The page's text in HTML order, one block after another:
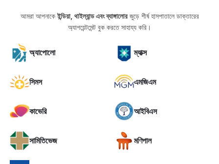
আমরা আপনাকেইন্ডিয়া, থাইল্যান্ড এবং ব্যাঙ্গালোরজুড়ে শীর্ষ হাসপাতালে ডাক্তারের
অ্যাপয়েন্টমেন্ট বুক করতে সাহায্য করি।
অ্যাপোলো ম্যাক্স
সিমস এমজিএম
কাভেরি আইবিএস
সামিতিভেজ মণিপাল